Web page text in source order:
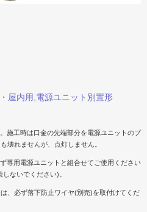
屋内用,電源ユニット別置形
施工時は口金の先端部分を電源ユニットのプ
壊れませんが、点灯しません。
専用電源ユニットと組合せてご使用ください
ないでください)。
、必ず落下防止ワイヤ(別売)を取付けてくだ